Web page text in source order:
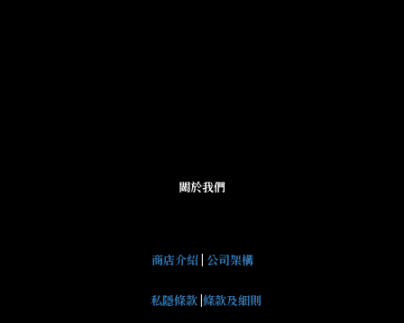
關於我們
商店介紹| 公司架構
私隱條款 條款及細則